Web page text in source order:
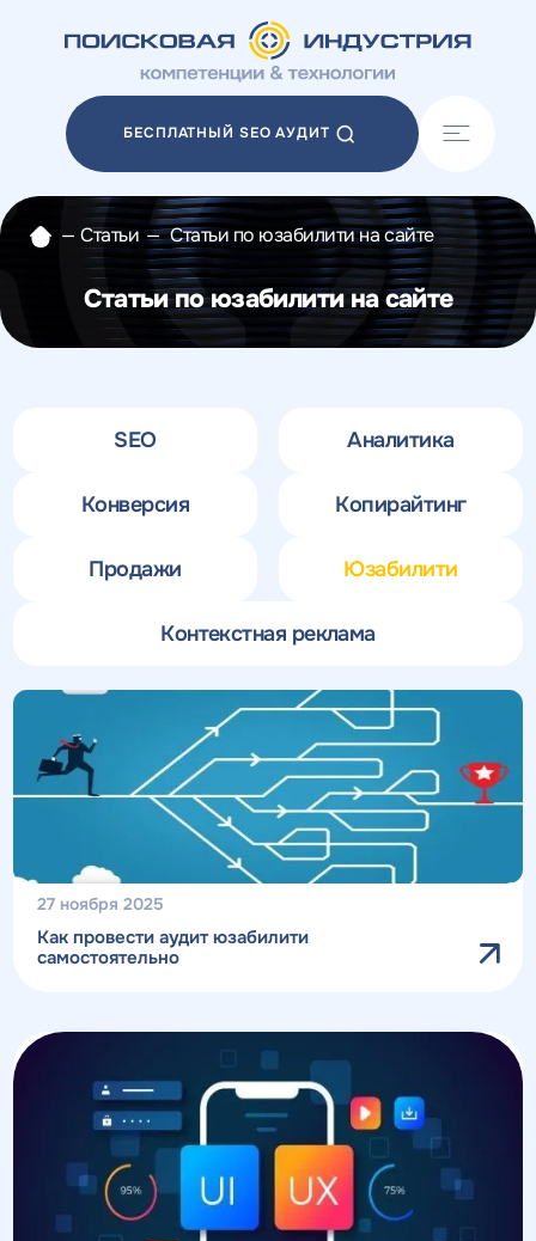
БЕСПЛАТНЫЙ SEO АУДИТ
Акции
Отзывы
Разработка сайтов
Разработка прототипов
Разработка контента
Реклама у блогеров
Веб-аналитика
— Статьи — Статьи по юзабилити на сайте
Статьи по юзабилити на сайте
SEO Аналитика
Конверсия
Контекстная реклама
Копирайтинг
Продажи Юзабилити
27 ноября 2025
Как провести аудит юзабилити
самостоятельно